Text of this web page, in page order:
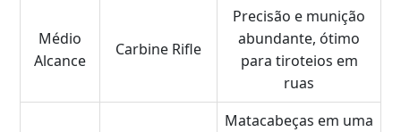
Médio
Alcance
Carbine Rifle
Precisão e munição
abundante, ótimo
para tiroteios em
ruas
Matacabeças em uma